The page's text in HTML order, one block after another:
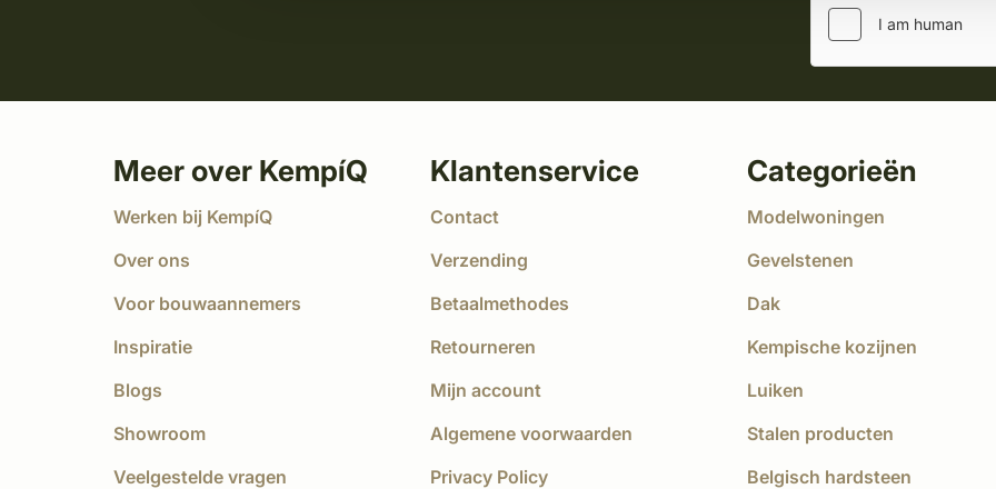
Meer over KempíQ
Werken bij KempíQ
Over ons
Voor bouwaannemers
Inspiratie
Blogs
Showroom
Veelgestelde vragen
Klantenservice
Contact
Verzending
Betaalmethodes
Retourneren
Mijn account
Algemene voorwaarden
Privacy Policy
Categorieën
Modelwoningen
Gevelstenen
Dak
Kempische kozijnen
Luiken
Stalen producten
Belgisch hardsteen